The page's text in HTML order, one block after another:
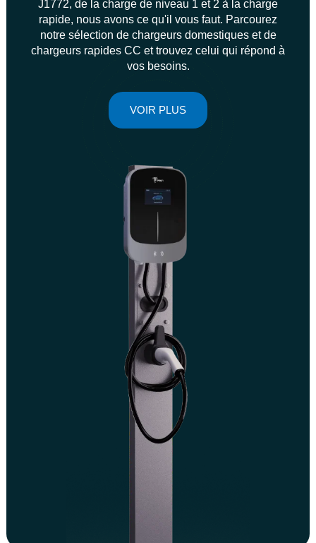
J1772, de la charge de niveau 1 et 2 à la charge
rapide, nous avons ce qu'il vous faut. Parcourez
notre sélection de chargeurs domestiques et de
chargeurs rapides CC et trouvez celui qui répond à
vos besoins.
VOIR PLUS